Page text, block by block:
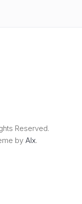
Reserved.
by Alx.